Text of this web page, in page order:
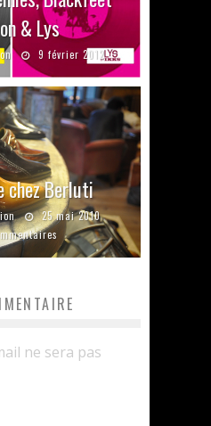
& Lys
9 février 2012
chez Berluti
25 mai 2010
ne sera pas